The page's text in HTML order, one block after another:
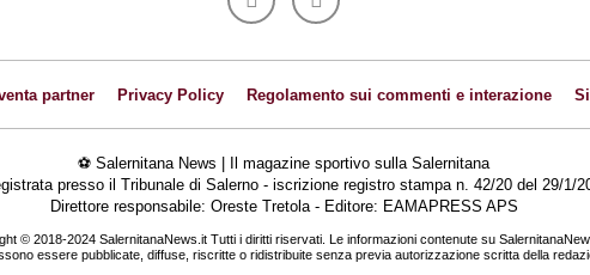
partner Privacy Policy Regolamento sui commenti e interazione
⚽ Salernitana News | Il magazine sportivo sulla Salernitana
presso il Tribunale di Salerno - iscrizione registro stampa n. 42/20 del 29/1/
Direttore responsabile: Oreste Tretola - Editore: EAMAPRESS APS
© 2018-2024 SalernitanaNews.it Tutti i diritti riservati. Le informazioni contenute su
essere pubblicate, diffuse, riscritte o ridistribuite senza previa autorizzazione scritta della